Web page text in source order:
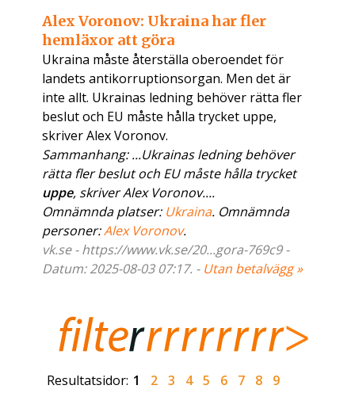
Alex Voronov: Ukraina har fler
hemläxor att göra
Ukraina måste återställa oberoendet för
landets antikorruptionsorgan. Men det är
inte allt. Ukrainas ledning behöver rätta fler
beslut och EU måste hålla trycket uppe,
skriver Alex Voronov.
Sammanhang: ...Ukrainas ledning behöver
rätta fler beslut och EU måste hålla trycket
uppe, skriver Alex Voronov....
Omnämnda platser: Ukraina. Omnämnda
personer:Alex Voronov.
vk.se - https://www.vk.se/20...gora-769c9 -
Datum: 2025-08-03 07:17. - Utan betalvägg »
Resultatsidor: 1 2 3 4 5 6 7 8 9